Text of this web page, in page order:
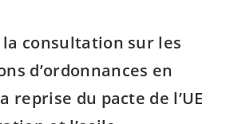
la consultation sur les
d’ordonnances en
reprise du pacte de l’UE